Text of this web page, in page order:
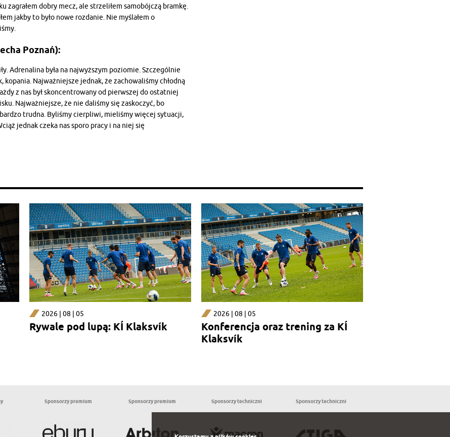
zagrałem dobry mecz, ale strzeliłem samobójczą bramkę.
jakby to było nowe rozdanie. Nie myślałem o
Poznań):
Adrenalina była na najwyższym poziomie. Szczególnie
kopania. Najważniejsze jednak, że zachowaliśmy chłodną
z nas był skoncentrowany od pierwszej do ostatniej
Najważniejsze, że nie daliśmy się zaskoczyć, bo
trudna. Byliśmy cierpliwi, mieliśmy więcej sytuacji,
jednak czeka nas sporo pracy i na niej się
2026 | 08 | 05
Rywale pod lupą: KÍ Klaksvík
2026 | 08 | 05
Konferencja oraz trening za KÍ
Klaksvík
Sponsorzy premium Sponsorzy premium Sponsorzy techniczni Sponsorzy techniczni